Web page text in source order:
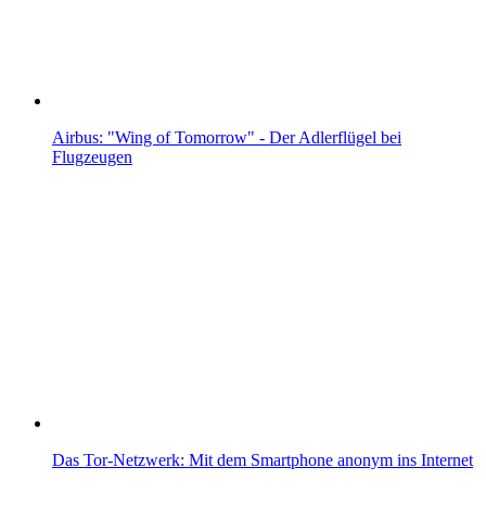
Airbus: "Wing of Tomorrow" - Der Adlerflügel bei
Flugzeugen
Das Tor-Netzwerk: Mit dem Smartphone anonym ins Internet